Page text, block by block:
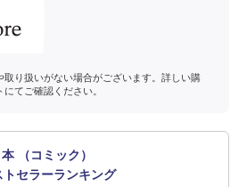
り扱いがない場合がございます。詳しい購
てご確認ください。
本 （コミック）
トセラーランキング